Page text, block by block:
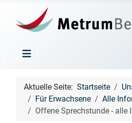
Aktuelle Seite: Startseite
Für Erwachsene
Alle
Offene Sprechstunde - alle